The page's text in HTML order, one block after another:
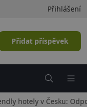
Přihlášení
Přidat příspěvek
hotely v Česku: